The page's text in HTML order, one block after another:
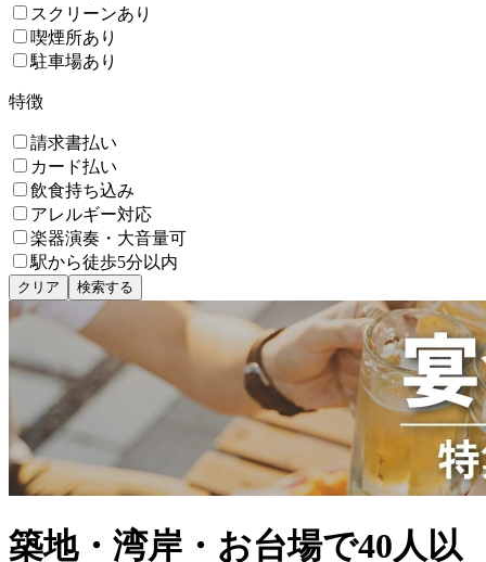
スクリーンあり
喫煙所あり
駐車場あり
特徴
請求書払い
カード払い
飲食持ち込み
アレルギー対応
楽器演奏・大音量可
駅から徒歩5分以内
クリア 検索する
築地・湾岸・お台場で40人以